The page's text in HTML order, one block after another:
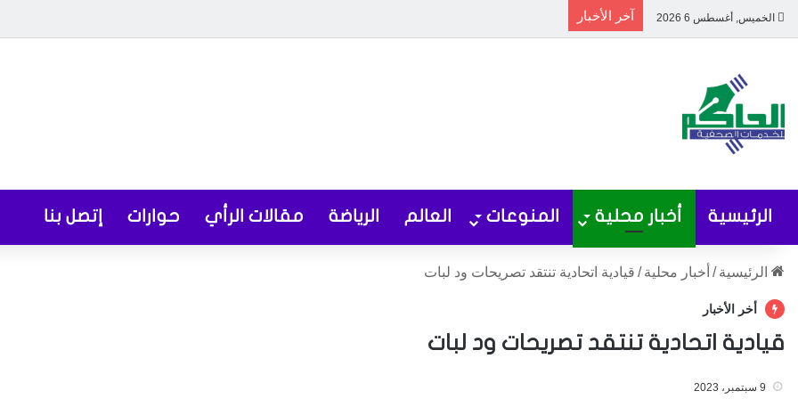
الخميس, أغسطس 6 2026 آخر الأخبار
الرئيسية أخبار محلية المنوعات العالم الرياضة مقالات الرأي حوارات إتصل بنا
الرئيسية / أخبار محلية / قيادية اتحادية تنتقد تصريحات ود لبات
أخر الأخبار
قيادية اتحادية تنتقد تصريحات ود لبات
9 سبتمبر، 2023